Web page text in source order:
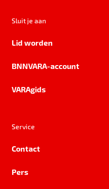
Sluit je aan
Lid worden
BNNVARA-account
VARAgids
Service
Contact
Pers